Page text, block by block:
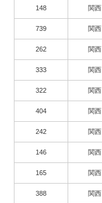
148 関西
739 関西
262 関西
333 関西
322 関西
404 関西
242 関西
146 関西
165 関西
388 関西